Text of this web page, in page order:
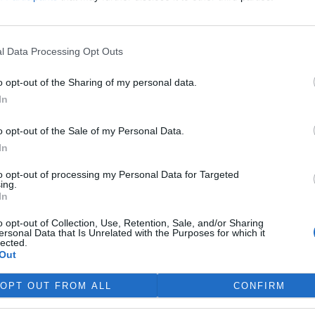
Data Processing Opt Outs
opt-out of the Sharing of my personal data.
opt-out of the Sale of my Personal Data.
opt-out of processing my Personal Data for Targeted
opt-out of Collection, Use, Retention, Sale, and/or Sharing
Data that Is Unrelated with the Purposes for which it
OPT OUT FROM ALL CONFIRM
dno (ISA), kde měla své
skončilo zklamáním,
jasně deklarovat, že
tolerovány.
poloviny srpna
životního prostředí
14. července 2026
zjišťovacího řízení pro
„Stupeň Přelouč II“ za asi 3,3
korun, který má prodloužit
Veřejnost může své
prostředí poslat